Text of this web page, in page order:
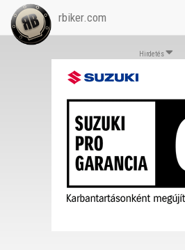
rbiker.com
Hirdetés